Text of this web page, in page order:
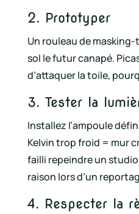
2. Prototyper
Un rouleau de
sol le futur canapé.
d’attaquer la toile,
3. Tester la
Installez l’ampoule
Kelvin trop froid = mur
failli repeindre un
raison lors d’un
4. Respecter la